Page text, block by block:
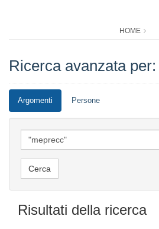
HOME
Ricerca avanzata per:
Argomenti Persone
Risultati della ricerca